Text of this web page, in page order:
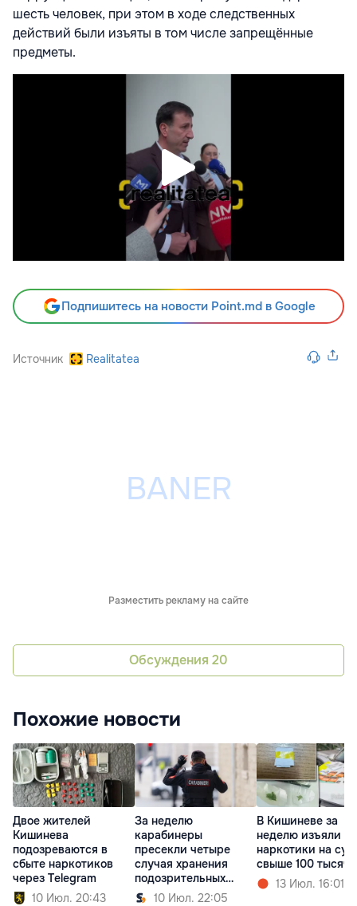
шесть человек, при этом в ходе следственных
действий были изъяты в том числе запрещённые
предметы.
Подпишитесь на новости Point.md в Google
Источник Realitatea
Разместить рекламу на сайте
Обсуждения 20
Похожие новости
Двое жителей
Кишинева
подозреваются в
сбыте наркотиков
через Telegram
10 Июл. 20:43
За неделю
карабинеры
пресекли четыре
случая хранения
подозрительных
веществ
10 Июл. 22:05
В Кишиневе за
неделю изъяли
наркотики на
свыше 100 тысяч
13 Июл. 16:01